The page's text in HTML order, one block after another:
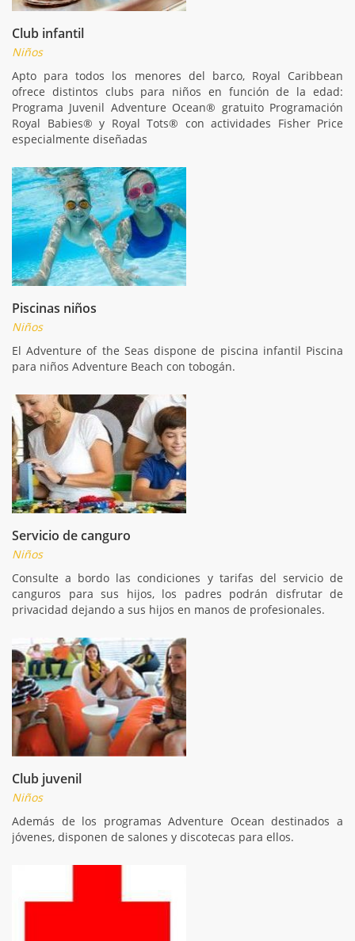
Club infantil
Niños
Apto para todos los menores del barco, Royal Caribbean
ofrece distintos clubs para niños en función de la edad:
Programa Juvenil Adventure Ocean® gratuito Programación
Royal Babies® y Royal Tots® con actividades Fisher Price
especialmente diseñadas
Piscinas niños
Niños
El Adventure of the Seas dispone de piscina infantil Piscina
para niños Adventure Beach con tobogán.
Servicio de canguro
Niños
Consulte a bordo las condiciones y tarifas del servicio de
canguros para sus hijos, los padres podrán disfrutar de
privacidad dejando a sus hijos en manos de profesionales.
Club juvenil
Niños
Además de los programas Adventure Ocean destinados a
jóvenes, disponen de salones y discotecas para ellos.